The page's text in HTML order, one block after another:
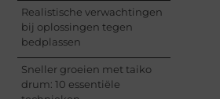
Realistische verwachtingen
bij oplossingen tegen
bedplassen
Sneller groeien met taiko
drum: 10 essentiële